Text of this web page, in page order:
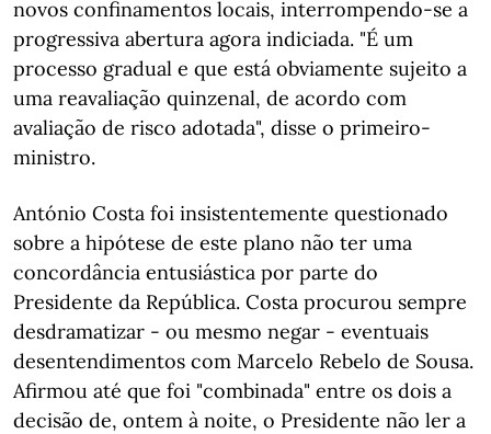
novos confinamentos locais, interrompendo-se a
progressiva abertura agora indiciada. "É um
processo gradual e que está obviamente sujeito a
uma reavaliação quinzenal, de acordo com
avaliação de risco adotada", disse o primeiro-
ministro.
António Costa foi insistentemente questionado
sobre a hipótese de este plano não ter uma
concordância entusiástica por parte do
Presidente da República. Costa procurou sempre
desdramatizar - ou mesmo negar - eventuais
desentendimentos com Marcelo Rebelo de Sousa.
Afirmou até que foi "combinada" entre os dois a
decisão de, ontem à noite, o Presidente não ler a